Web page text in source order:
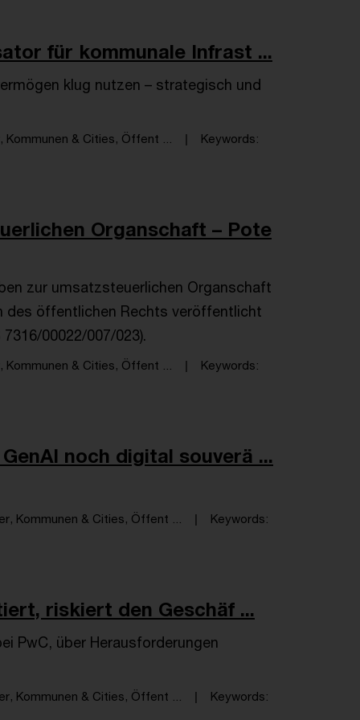
für kommunale Infrast ...
klug nutzen – strategisch und
Kommunen & Cities, Öffent ...
Keywords
Organschaft – Pote
zur umsatzsteuerlichen Organschaft
des öffentlichen Rechts veröffentlicht
00022/007/023).
Kommunen & Cities, Öffent ...
Keywords
noch digital souverä ...
Kommunen & Cities, Öffent ...
Keywords
riskiert den Geschäf ...
PwC, über Herausforderungen
Kommunen & Cities, Öffent ...
Keywords